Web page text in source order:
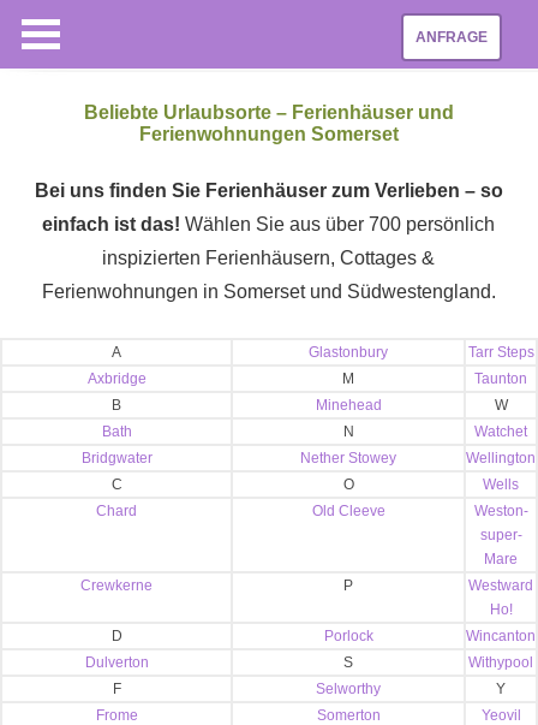
ANFRAGE
Beliebte Urlaubsorte – Ferienhäuser und
Ferienwohnungen Somerset
Bei uns finden Sie Ferienhäuser zum Verlieben – so
einfach ist das! Wählen Sie aus über 700 persönlich
inspizierten Ferienhäusern, Cottages &
Ferienwohnungen in Somerset und Südwestengland.
A Glastonbury
Tarr Steps
Axbridge
M
Taunton
B
Minehead
W
Bath
N
Watchet
Bridgwater
Nether Stowey
Wellington
C
O
Wells
Chard
Old Cleeve
Weston-
super-
Mare
Crewkerne
P
Westward
Ho!
D
Porlock
Wincanton
Dulverton
S
Withypool
F
Selworthy
Y
Frome
Somerton
Yeovil